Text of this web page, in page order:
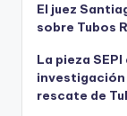
El juez
sobre Tubos
La pieza
investigación
rescate de